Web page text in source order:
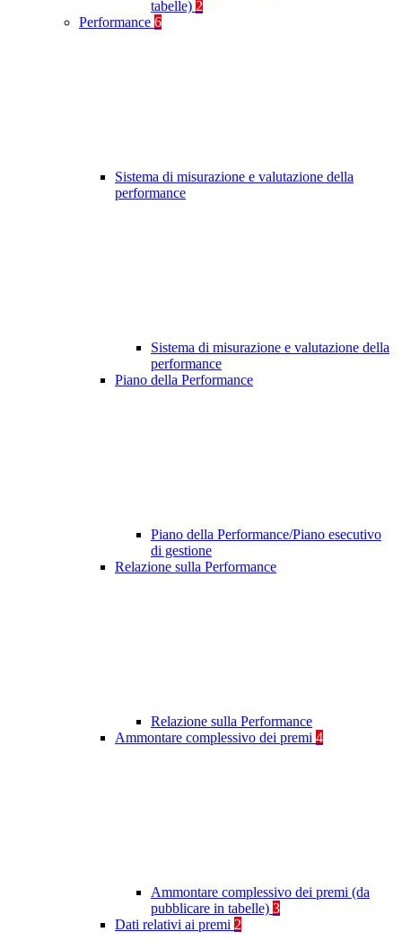
tabelle) 2
Performance 6
Sistema di misurazione e valutazione della
performance
Sistema di misurazione e valutazione della
performance
Piano della Performance
Piano della Performance/Piano esecutivo
di gestione
Relazione sulla Performance
Relazione sulla Performance
Ammontare complessivo dei premi 4
Ammontare complessivo dei premi (da
pubblicare in tabelle) 3
Dati relativi ai premi 2